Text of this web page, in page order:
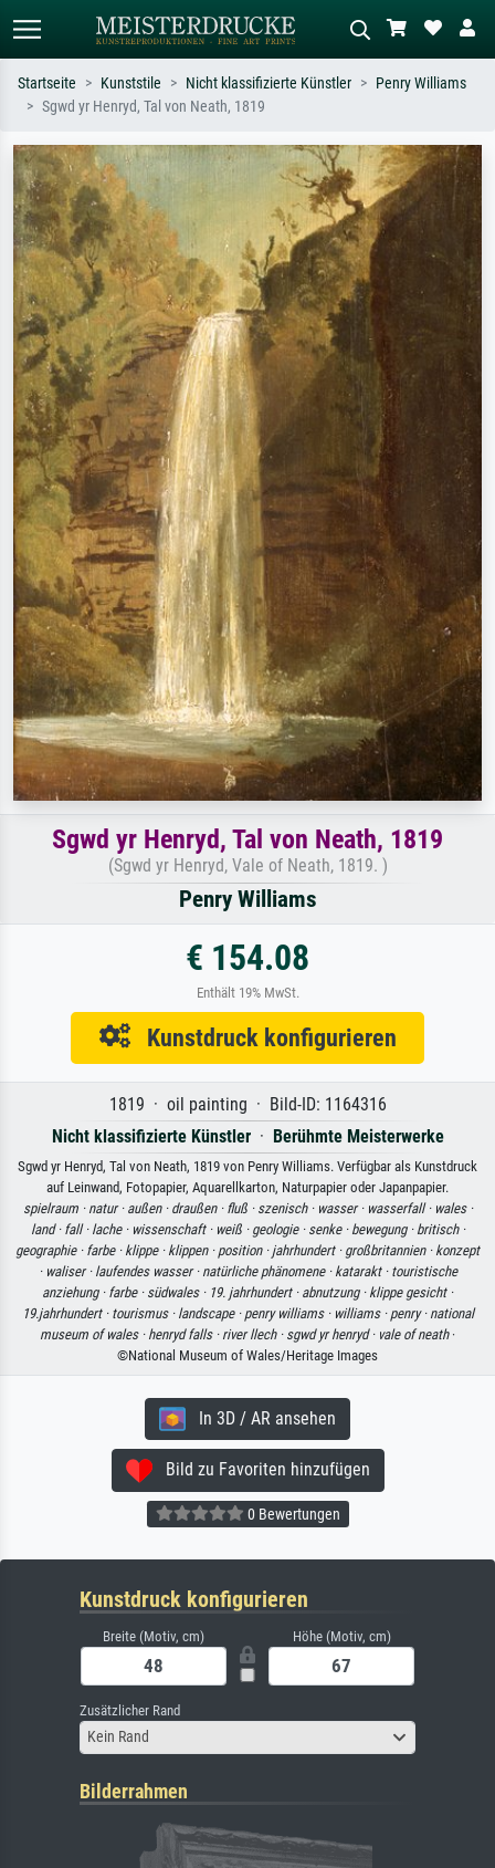
Suchen Sie nach Künstlern, Werktiteln
oder Stilen – z.B. Monet,
Sternennacht, Impressionismus, Welle
Hokusai, Akt.
Beschreiben Sie die Szene – z.B. Grüne
Wiese, Abstrakt mit viel Rot, Dunkles
Ölgemälde, Stehender Akt neben einem
Baum.
Startseite Kunststile Nicht klassifizierte Künstler
Penry Williams
Sgwd yr Henryd, Tal von Neath, 1819
Sgwd yr Henryd, Tal von Neath, 1819
(Sgwd yr Henryd, Vale of Neath, 1819. )
Penry Williams
€ 154.08
Enthält 19% MwSt.
Kunstdruck konfigurieren
1819 · oil painting · Bild-ID: 1164316
Nicht klassifizierte Künstler· Berühmte Meisterwerke
Sgwd yr Henryd, Tal von Neath, 1819 von Penry Williams. Verfügbar als Kunstdruck
auf Leinwand, Fotopapier, Aquarellkarton, Naturpapier oder Japanpapier.
spielraum · natur · außen · draußen · fluß · szenisch · wasser · wasserfall · wales ·
land · fall · lache · wissenschaft · weiß · geologie · senke · bewegung · britisch ·
geographie · farbe · klippe · klippen · position · jahrhundert · großbritannien · konzept
· waliser · laufendes wasser · natürliche phänomene · katarakt · touristische
anziehung · farbe · südwales · 19. jahrhundert · abnutzung · klippe gesicht ·
19.jahrhundert · tourismus · landscape · penry williams · williams · penry · national
museum of wales · henryd falls · river llech · sgwd yr henryd · vale of neath·
©National Museum of Wales/Heritage Images
In 3D / AR ansehen
Bild zu Favoriten hinzufügen
0 Bewertungen
Kunstdruck konfigurieren
Breite (Motiv, cm) Höhe (Motiv, cm)
Zusätzlicher Rand
Kein Rand
Bilderrahmen